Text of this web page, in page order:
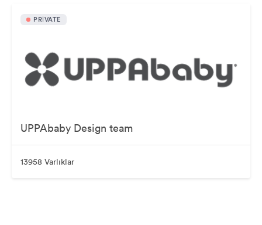
PRIVATE
UPPAbaby Design team
13958 Varlıklar